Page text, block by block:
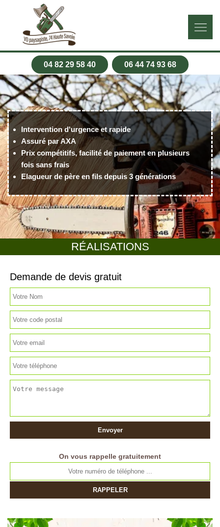
04 82 29 58 40 06 44 74 93 68
RÉALISATIONS
Intervention d'urgence et rapide
Assuré par AXA
Prix compétitifs, facilité de paiement en plusieurs
fois sans frais
Elagueur de père en fils depuis 3 générations
Demande de devis gratuit
On vous rappelle gratuitement